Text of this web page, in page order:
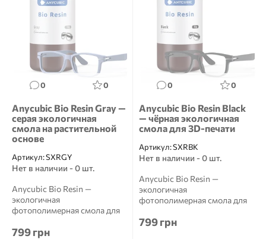
0 0
Anycubic Bio Resin Gray —
серая экологичная
смола на растительной
основе
Артикул:SXRGY
Нет в наличии - 0 шт.
Anycubic Bio Resin —
экологичная
фотополимерная смола для
&mdash...
799 грн
0 0
Anycubic Bio Resin Black
— чёрная экологичная
смола для 3D-печати
Артикул:SXRBK
Нет в наличии - 0 шт.
Anycubic Bio Resin —
экологичная
фотополимерная смола для
&mdash...
799 грн